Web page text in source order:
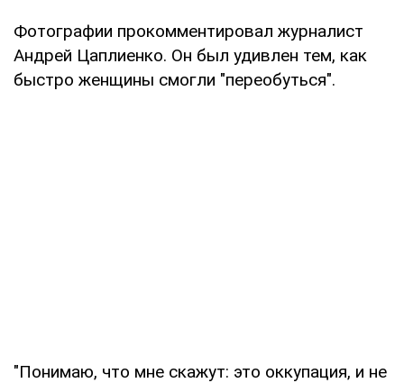
Фотографии прокомментировал журналист
Андрей Цаплиенко. Он был удивлен тем, как
быстро женщины смогли "переобуться".
"Понимаю, что мне скажут: это оккупация, и не